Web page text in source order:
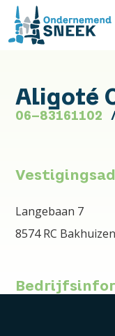
Aligoté
06-83161102
Langebaan 7
8574 RC Bakhuizen